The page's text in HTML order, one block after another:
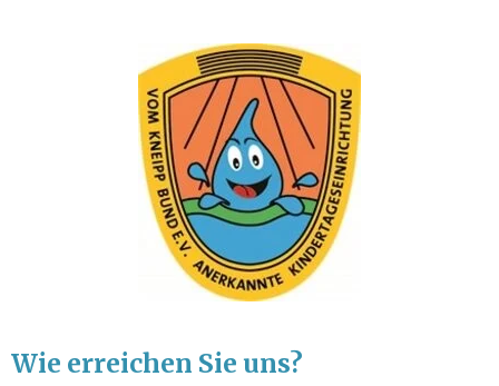
Wie erreichen Sie uns?